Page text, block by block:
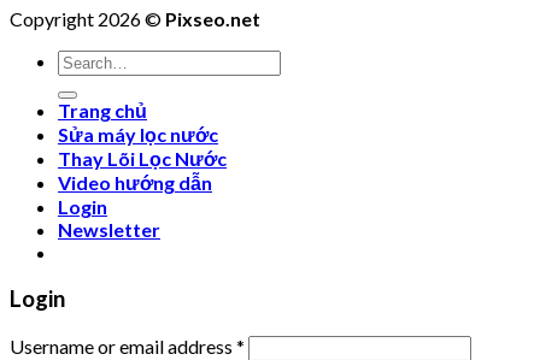
Copyright 2026 © Pixseo.net
Search
for:
Trang chủ
Sửa máy lọc nước
Thay Lõi Lọc Nước
Video hướng dẫn
Login
Newsletter
Login
Username or email address *